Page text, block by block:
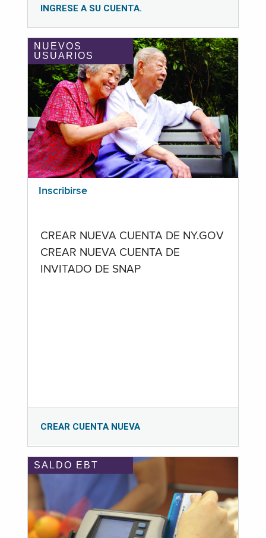
INGRESE A SU CUENTA.
NUEVOS
USUARIOS
Inscribirse
CREAR NUEVA CUENTA DE NY.GOV
CREAR NUEVA CUENTA DE
INVITADO DE SNAP
CREAR CUENTA NUEVA
SALDO EBT